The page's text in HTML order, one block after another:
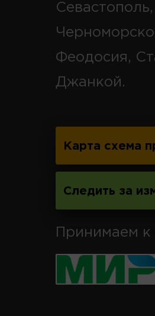
Феодосия,
Джанкой.
Карта схема
Следить за
Принимаем